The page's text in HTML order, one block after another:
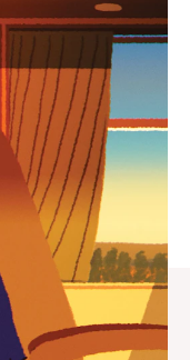
，与您共